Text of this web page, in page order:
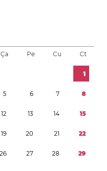
Ça Pe Cu Ct
1
5 6 7 8
12 13 14 15
19 20 21 22
26 27 28 29